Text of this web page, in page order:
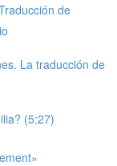
de
La traducción de
(5:27)